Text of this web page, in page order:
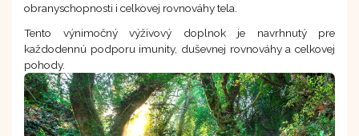
obranyschopnosti i celkovej rovnováhy tela.
Tento výnimočný výživový doplnok je navrhnutý pre
každodennú podporu imunity, duševnej rovnováhy a celkovej
pohody.